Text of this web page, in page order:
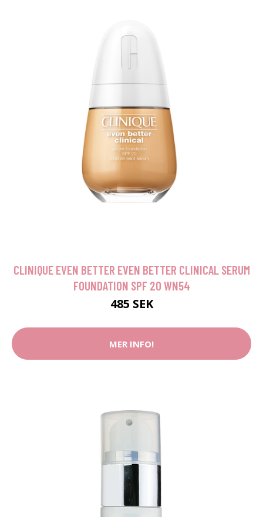
CLINIQUE EVEN BETTER EVEN BETTER CLINICAL SERUM
FOUNDATION SPF 20 WN54
485 SEK
MER INFO!